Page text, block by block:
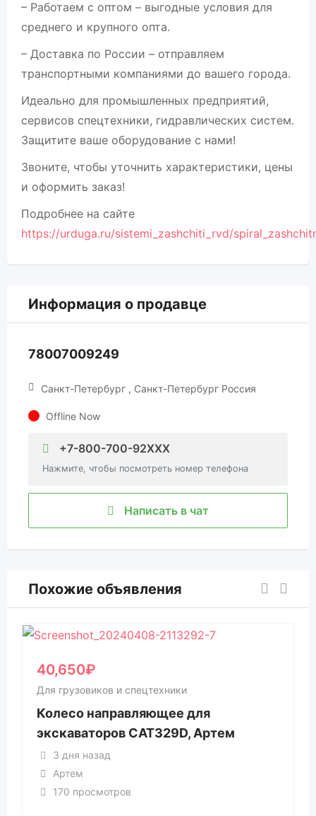
– Работаем с оптом – выгодные условия для
среднего и крупного опта.
– Доставка по России – отправляем
транспортными компаниями до вашего города.
Идеально для промышленных предприятий,
сервисов спецтехники, гидравлических систем.
Защитите ваше оборудование с нами!
Звоните, чтобы уточнить характеристики, цены
и оформить заказ!
Подробнее на сайте
https://urduga.ru/sistemi_zashchiti_rvd/
Информация о продавце
78007009249
Санкт-Петербург , Санкт-Петербург Россия
Offline Now
+7-800-700-92XXX
Нажмите, чтобы посмотреть номер телефона
Написать в чат
Похожие объявления
40,650₽
Для грузовиков и спецтехники
Колесо направляющее для
экскаваторов CAT329D, Артем
3 дня назад
Артем
170 просмотров